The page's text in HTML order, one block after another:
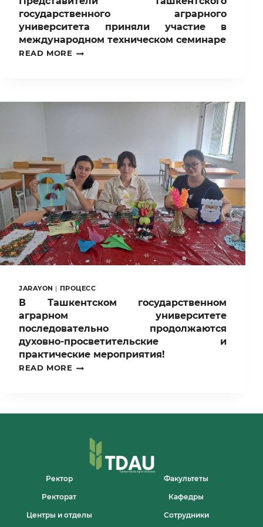
государственного аграрного
университета приняли участие в
международном техническом семинаре
READ MORE
ПРЕДСТАВИТЕЛИ
ПРИНЯЛИ
JARAYON | ПРОЦЕСС
В Ташкентском государственном
аграрном университете
последовательно продолжаются
духовно-просветительские и
практические мероприятия!
READ MORE
В
ПРОСВЕТИТЕЛЬСКИЕ
МЕРОПРИЯТИЯ!
Ректор Факультеты
Ректорат Кафедры
Центры и отделы Сотрудники